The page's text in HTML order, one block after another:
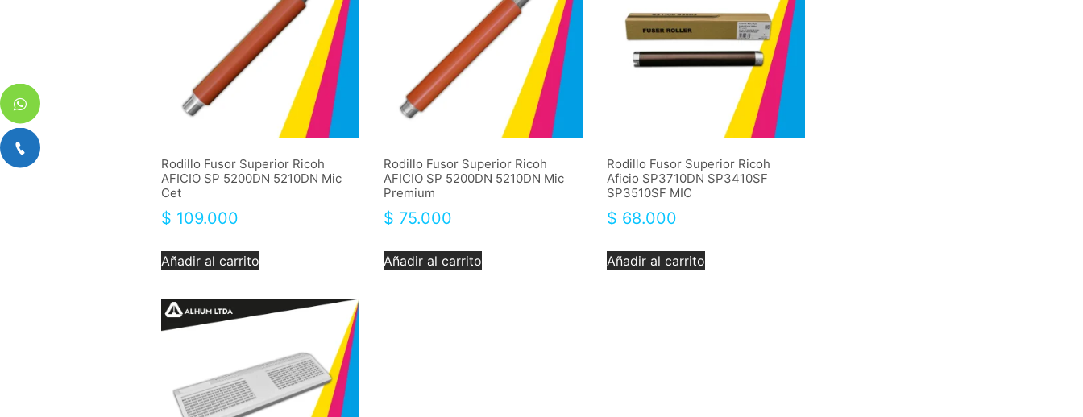
Rodillo Fusor Superior Ricoh
AFICIO SP 5200DN 5210DN Mic
Cet
$ 109.000
Añadir al carrito
Rodillo Fusor Superior Ricoh
AFICIO SP 5200DN 5210DN Mic
Premium
$ 75.000
Añadir al carrito
Rodillo Fusor Superior Ricoh
Aficio SP3710DN SP3410SF
SP3510SF MIC
$ 68.000
Añadir al carrito